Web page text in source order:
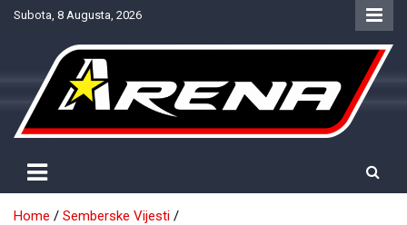
SkipSubota, 8 Augusta, 2026
NTV Arena
Home
Semberske Vijesti